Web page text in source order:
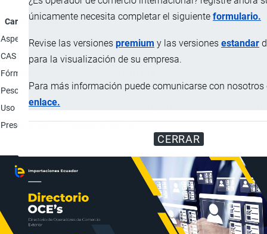
únicamente necesita completar el siguiente formulario.
Revise las versiones premium y las versiones estandar
para la visualización de su empresa.
Para más información puede comunicarse con nosotros
enlace.
CERRAR
Característica
Aspecto físico
Polvo blanco.
CAS
26921-17-5
Fórmula química
Peso molecular
432.49
Uso
Presentación